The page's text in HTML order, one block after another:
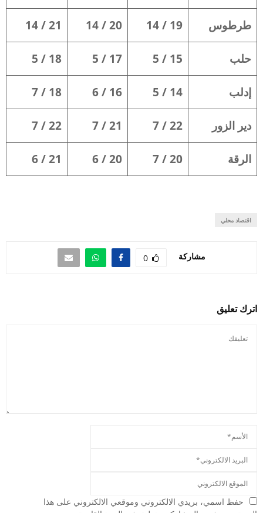
طرطوس 19 / 14
20 / 14
21 / 14
حلب 15 / 5
17 / 5
18 / 5
إدلب 14 / 5
16 / 6
18 / 7
دير الزور 22 / 7
21 / 7
22 / 7
الرقة 20 / 7
20 / 6
21 / 6
اقتصاد محلي
مشاركة 0
اترك تعليق
حفظ اسمي، بريدي الالكتروني وموقعي الالكتروني على هذا